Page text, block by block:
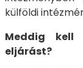
külföldi
Meddig kell
eljárást?